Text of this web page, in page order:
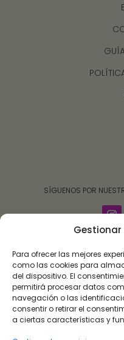
Para ofrecer las mejores
como las cookies para
del dispositivo. El
permitirá procesar datos
navegación o las
consentir o retirar el
a ciertas características y
SÍGUENOS POR